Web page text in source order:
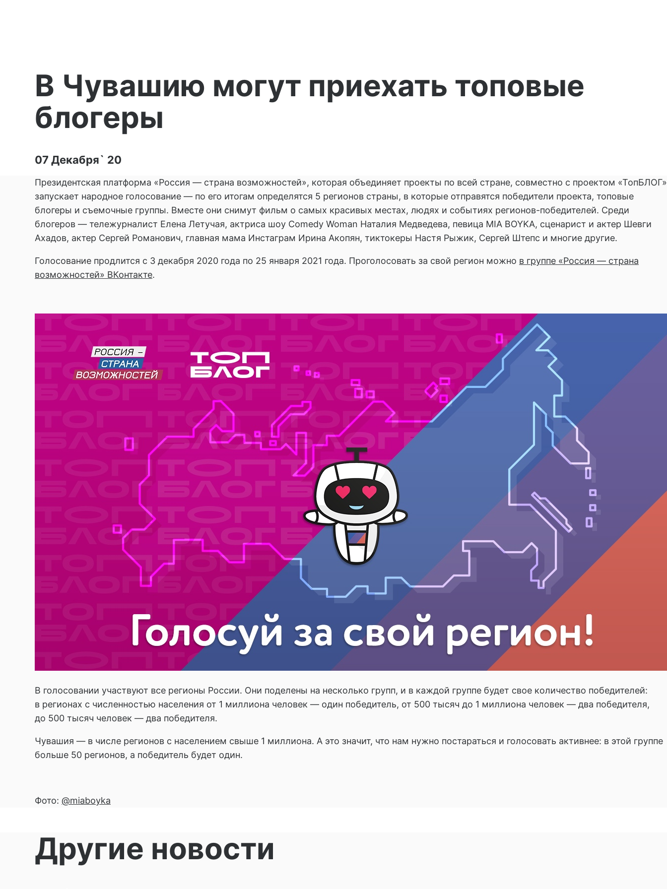
В Чувашию могут приехать топовые
блогеры
07 Декабря` 20
Президентская платформа «Россия — страна возможностей», которая объединяет проекты по всей стране, совместно с проектом «ТопБЛОГ»
запускает народное голосование — по его итогам определятся 5 регионов страны, в которые отправятся победители проекта, топовые
блогеры и съемочные группы. Вместе они снимут фильм о самых красивых местах, людях и событиях регионов-победителей. Среди
блогеров — тележурналист Елена Летучая, актриса шоу Comedy Woman Наталия Медведева, певица MIA BOYKA, сценарист и актер Шевги
Ахадов, актер Сергей Романович, главная мама Инстаграм Ирина Акопян, тиктокеры Настя Рыжик, Сергей Штепс и многие другие.
Голосование продлится с 3 декабря 2020 года по 25 января 2021 года. Проголосовать за свой регион можно в группе «Россия — страна
возможностей» ВКонтакте.
В голосовании участвуют все регионы России. Они поделены на несколько групп, и в каждой группе будет свое количество победителей:
в регионах с численностью населения от 1 миллиона человек — один победитель, от 500 тысяч до 1 миллиона человек — два победителя,
до 500 тысяч человек — два победителя.
Чувашия — в числе регионов с населением свыше 1 миллиона. А это значит, что нам нужно постараться и голосовать активнее: в этой группе
больше 50 регионов, а победитель будет один.
Фото: @miaboyka
Другие новости